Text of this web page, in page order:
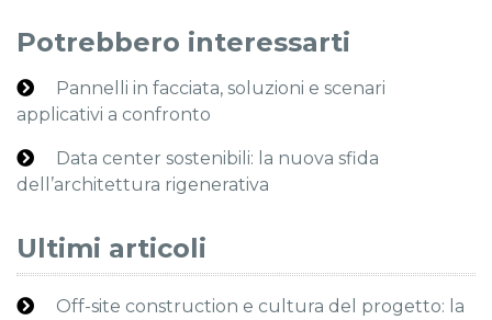
Potrebbero interessarti
Pannelli in facciata, soluzioni e scenari
applicativi a confronto
Data center sostenibili: la nuova sfida
dell’architettura rigenerativa
Ultimi articoli
Off-site construction e cultura del progetto: la